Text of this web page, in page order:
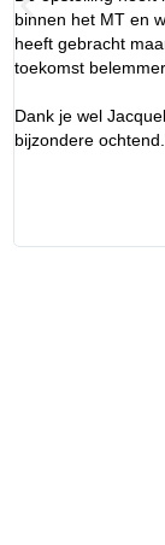
binnen het MT en
heeft gebracht
toekomst
Dank je wel
bijzondere